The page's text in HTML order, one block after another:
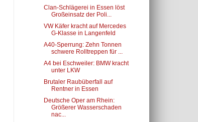
Clan-Schlägerei in Essen löst
Großeinsatz der Poli...
VW Käfer kracht auf Mercedes
G-Klasse in Langenfeld
A40-Sperrung: Zehn Tonnen
schwere Rolltreppen für ...
A4 bei Eschweiler: BMW kracht
unter LKW
Brutaler Raubüberfall auf
Rentner in Essen
Deutsche Oper am Rhein:
Größerer Wasserschaden
nac...